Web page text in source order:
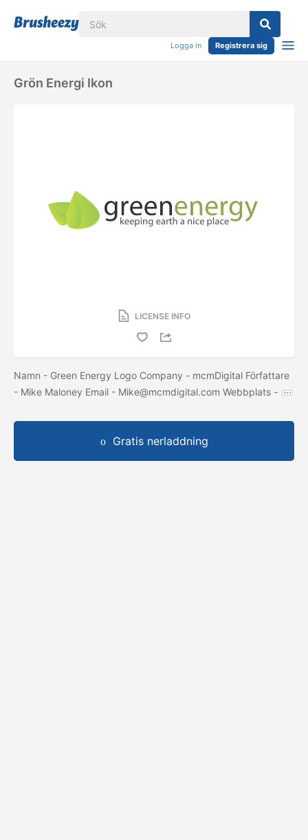
Logga in Registrera sig
Grön Energi Ikon
LICENSE INFO
Namn - Green Energy Logo Company - mcmDigital Författare
- Mike Maloney Email - Mike@mcmdigital.com Webbplats -
Gratis nerladdning